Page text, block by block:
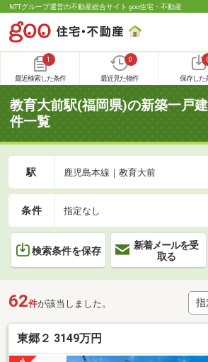
NTTグループ運営の不動産総合サイト goo住宅・不動産
1
最近検索した条件
0
最近見た物件 保存した
教育大前駅(福岡県)の新築一戸
件一覧
駅 鹿児島本線｜教育大前
条件 指定なし
検索条件を保存
新着メールを受
取る
62件が該当しました。
東郷２ 3149万円